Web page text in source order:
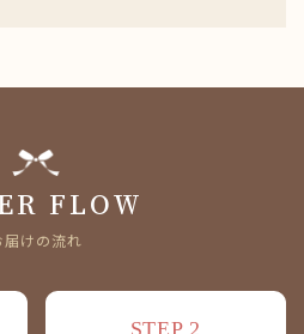
FLOW
届けの流れ
STEP 2